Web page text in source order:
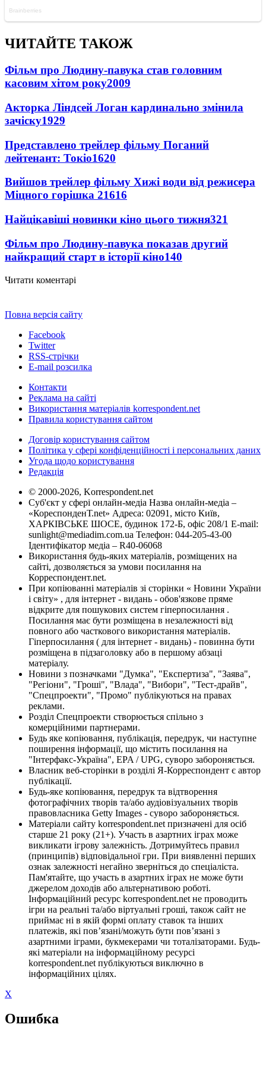
ЧИТАЙТЕ ТАКОЖ
Фільм про Людину-павука став головним
касовим хітом року2009
Акторка Ліндсей Логан кардинально змінила
зачіску1929
Представлено трейлер фільму Поганий
лейтенант: Токіо1620
Вийшов трейлер фільму Хижі води від режисера
Міцного горішка 21616
Найцікавіші новинки кіно цього тижня321
Фільм про Людину-павука показав другий
найкращий старт в історії кіно140
Читати коментарі
Повна версія сайту
Facebook
Twitter
RSS-стрічки
E-mail розсилка
Контакти
Реклама на сайті
Використання матеріалів korrespondent.net
Правила користування сайтом
Договір користування сайтом
Політика у сфері конфіденційності і персональних даних
Угода щодо користування
Редакція
© 2000-2026, Korrespondent.net
Суб'єкт у сфері онлайн-медіа Назва онлайн-медіа –
«КореспонденТ.net» Адреса: 02091, місто Київ,
ХАРКІВСЬКЕ ШОСЕ, будинок 172-Б, офіс 208/1 E-mail:
sunlight@mediadim.com.ua Телефон: 044-205-43-00
Ідентифікатор медіа – R40-06068
Використання будь-яких матеріалів, розміщених на
сайті, дозволяється за умови посилання на
Корреспондент.net.
При копіюванні матеріалів зі сторінки « Новини України
і світу» , для інтернет - видань - обов'язкове пряме
відкрите для пошукових систем гіперпосилання .
Посилання має бути розміщена в незалежності від
повного або часткового використання матеріалів.
Гіперпосилання ( для інтернет - видань) - повинна бути
розміщена в підзаголовку або в першому абзаці
матеріалу.
Новини з позначками "Думка", "Експертиза", "Заява",
"Регіони", "Гроші", "Влада", "Вибори", "Тест-драйв",
"Спецпроекти", "Промо" публікуються на правах
реклами.
Розділ Спецпроекти створюється спільно з
комерційними партнерами.
Будь яке копіювання, публікація, передрук, чи наступне
поширення інформації, що містить посилання на
"Інтерфакс-Україна", EPA / UPG, суворо забороняється.
Власник веб-сторінки в розділі Я-Корреспондент є автор
публікації.
Будь-яке копіювання, передрук та відтворення
фотографічних творів та/або аудіовізуальних творів
правовласника Getty Images - суворо забороняється.
Матеріали сайту korrespondent.net призначені для осіб
старше 21 року (21+). Участь в азартних іграх може
викликати ігрову залежність. Дотримуйтесь правил
(принципів) відповідальної гри. При виявленні перших
ознак залежності негайно зверніться до спеціаліста.
Пам'ятайте, що участь в азартних іграх не може бути
джерелом доходів або альтернативою роботі.
Інформаційний ресурс korrespondent.net не проводить
ігри на реальні та/або віртуальні гроші, також сайт не
приймає ні в якій формі оплату ставок та інших
платежів, які пов’язані/можуть бути пов’язані з
азартними іграми, букмекерами чи тоталізаторами. Будь-
які матеріали на інформаційному ресурсі
korrespondent.net публікуються виключно в
інформаційних цілях.
X
Ошибка